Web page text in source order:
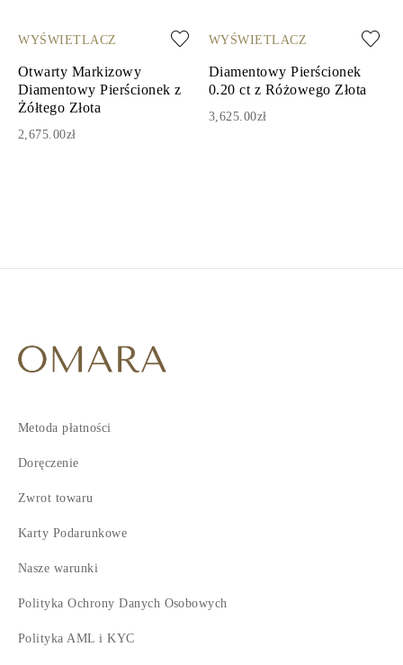
WYŚWIETLACZ
Otwarty Markizowy
Diamentowy Pierścionek z
Żółtego Złota
2,675.00zł
WYŚWIETLACZ
Diamentowy Pierścionek
0.20 ct z Różowego Złota
3,625.00zł
7
8
11
Metoda płatności
Doręczenie
Zwrot towaru
Karty Podarunkowe
Nasze warunki
Polityka Ochrony Danych Osobowych
Polityka AML i KYC